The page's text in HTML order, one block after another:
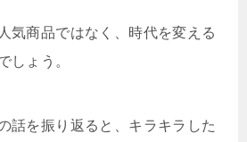
気商品ではなく、時代を変える
しょう。
話を振り返ると、キラキラした